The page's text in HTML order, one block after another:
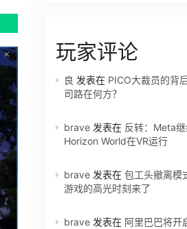
玩家评论
良 发表在 PICO大裁员的背
司路在何方？
brave 发表在 反转：Meta
Horizon World在VR运行
brave 发表在 包工头撤离模
游戏的高光时刻来了
brave 发表在 阿里巴巴将开